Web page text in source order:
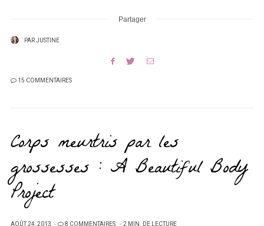
Partager
PARJUSTINE
15 COMMENTAIRES
Corps meurtris par les
grossesses : A Beautiful Body
Project
PUBLIÉ
AOÛT 24, 2013 8 COMMENTAIRES 2 MIN. DE LECTURE